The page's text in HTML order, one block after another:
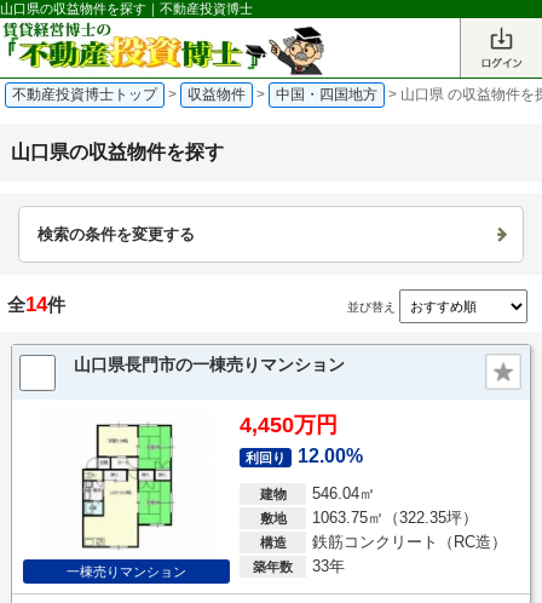
山口県の収益物件を探す｜不動産投資博士
不動産投資博士トップ > 収益物件 > 中国・四国地方 > 山口県 の収益物件を
山口県の収益物件を探す
検索の条件を変更する
全14件 並び替え
山口県長門市の一棟売りマンション
一棟売りマンション
4,450万円
利回り 12.00%
建物 546.04㎡
敷地 1063.75㎡（322.35坪）
構造 鉄筋コンクリート（RC造）
築年数 33年